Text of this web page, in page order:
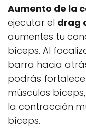
Aumento de la
ejecutar el drag
aumentes tu
bíceps. Al
barra hacia
podrás
músculos
la contracción
bíceps.